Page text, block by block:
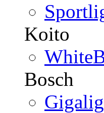
Koito
Bosch